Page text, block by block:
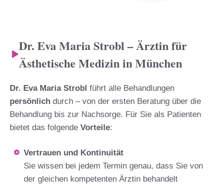
Dr. Eva Maria Strobl – Ärztin für
Ästhetische Medizin in München
Dr. Eva Maria Strobl führt alle Behandlungen
persönlich durch – von der ersten Beratung über die
Behandlung bis zur Nachsorge. Für Sie als Patienten
bietet das folgende Vorteile:
Vertrauen und Kontinuität
Sie wissen bei jedem Termin genau, dass Sie von
der gleichen kompetenten Ärztin behandelt